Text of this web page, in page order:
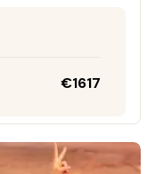
€1617